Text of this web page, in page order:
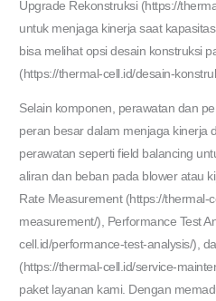
Upgrade Rekonstruksi (https://
untuk menjaga kinerja saat
bisa melihat opsi desain konstruksi
(https://thermal-cell.id/desain-
Selain komponen, perawatan dan
peran besar dalam menjaga kinerja
perawatan seperti field balancing
aliran dan beban pada blower atau
Rate Measurement (https://thermal-
measurement/), Performance Test
cell.id/performance-test-analysis/),
(https://thermal-cell.id/service-
paket layanan kami. Dengan